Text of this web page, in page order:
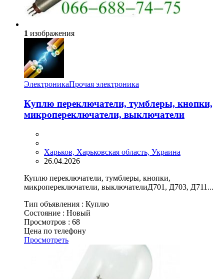
1 изображения
ЭлектроникаПрочая электроника
Куплю переключатели, тумблеры, кнопки,
микропереключатели, выключатели
Харьков, Харьковская область, Украина
26.04.2026
Куплю переключатели, тумблеры, кнопки,
микропереключатели, выключателиД701, Д703, Д711...
Тип объявления : Куплю
Состояние : Новый
Просмотров : 68
Цена по телефону
Просмотреть